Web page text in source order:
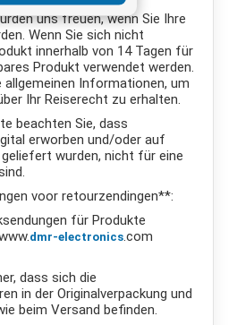
uns freuen, wenn Sie Ihre
Wenn Sie sich nicht
innerhalb von 14 Tagen für
Produkt verwendet werden.
allgemeinen Informationen, um
Ihr Reiserecht zu erhalten.
beachten Sie, dass
erworben und/oder auf
wurden, nicht für eine
voor retourzendingen**:
für Produkte
dmr-electronics.com
dass sich die
in der Originalverpackung und
beim Versand befinden.